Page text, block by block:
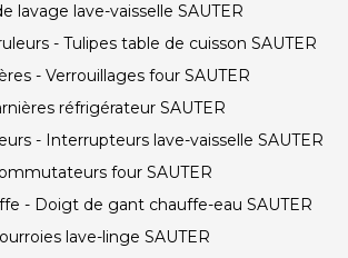
lavage lave-vaisselle SAUTER
- Tulipes table de cuisson SAUTER
- Verrouillages four SAUTER
réfrigérateur SAUTER
- Interrupteurs lave-vaisselle SAUTER
four SAUTER
- Doigt de gant chauffe-eau SAUTER
lave-linge SAUTER